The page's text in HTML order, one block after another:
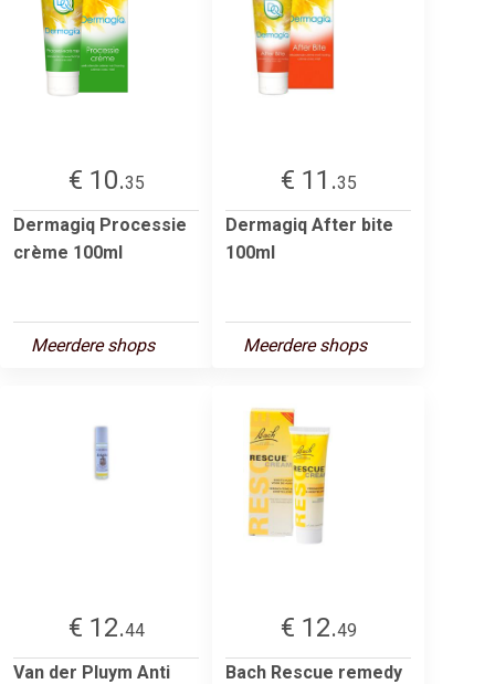
€ 10.35
Dermagiq Processie
crème 100ml
Meerdere shops
€ 11.35
Dermagiq After bite
100ml
Meerdere shops
€ 12.44
Van der Pluym Anti
€ 12.49
Bach Rescue remedy